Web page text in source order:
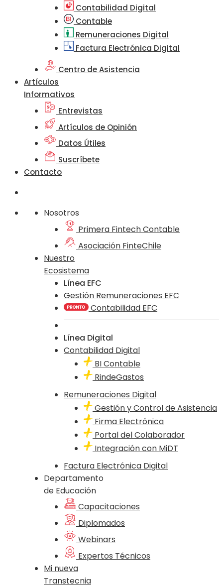
Contabilidad Digital
Contable
Remuneraciones Digital
Factura Electrónica Digital
Centro de Asistencia
Artículos
Informativos
Entrevistas
Artículos de Opinión
Datos Útiles
Suscríbete
Contacto
Nosotros
Primera Fintech Contable
Asociación FinteChile
Nuestro
Ecosistema
Línea EFC
Gestión Remuneraciones EFC
Contabilidad EFC
Línea Digital
Contabilidad Digital
BI Contable
RindeGastos
Remuneraciones Digital
Gestión y Control de Asistencia
Firma Electrónica
Portal del Colaborador
Integración con MiDT
Factura Electrónica Digital
Departamento
de Educación
Capacitaciones
Diplomados
Webinars
Expertos Técnicos
Mi nueva
Transtecnia